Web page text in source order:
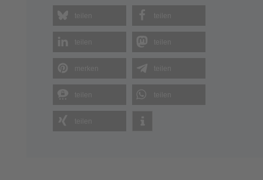
teilen teilen
teilen teilen
teilen
teilen teilen
teilen